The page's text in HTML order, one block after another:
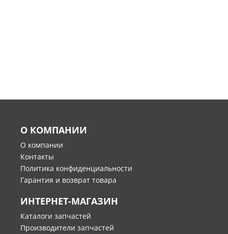
О КОМПАНИИ
О компании
Контакты
Политика конфиденциальности
Гарантия и возврат товара
ИНТЕРНЕТ-МАГАЗИН
Каталоги запчастей
Производители запчастей